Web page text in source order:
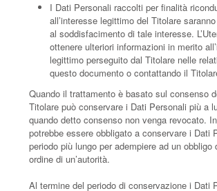
I Dati Personali raccolti per finalità
all’interesse legittimo del Titolare
al soddisfacimento di tale interesse.
ottenere ulteriori informazioni in merito
legittimo perseguito dal Titolare nelle
questo documento o contattando il
Quando il trattamento è basato sul consenso
Titolare può conservare i Dati Personali più a
quando detto consenso non venga revocato.
potrebbe essere obbligato a conservare i Dati
periodo più lungo per adempiere ad un obbligo
ordine di un’autorità.
Al termine del periodo di conservazione i Dati